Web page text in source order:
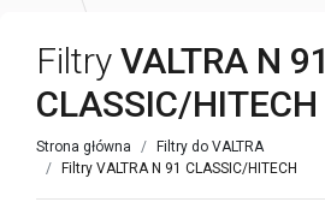
Filtry VALTRA N 91
CLASSIC/HITECH
Strona główna
Filtry do VALTRA
Filtry VALTRA N 91 CLASSIC/HITECH